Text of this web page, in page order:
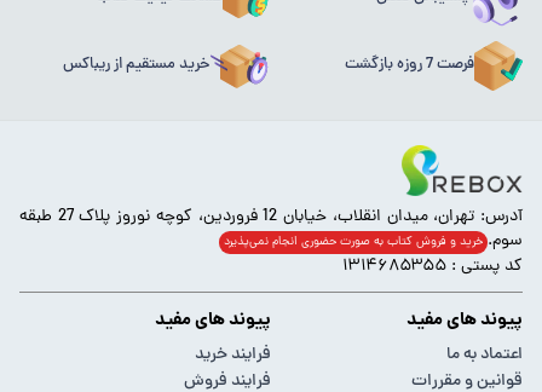
فرصت 7 روزه بازگشت خرید مستقیم از ریباکس
آدرس: تهران، میدان انقلاب، خیابان 12 فروردین، کوچه نوروز پلاک 27 طبقه
سوم. خرید و فروش کتاب به صورت حضوری انجام‌ نمی‌پذیرد
کد پستی : ۱۳۱۴۶۸۵۳۵۵
پیوند های مفید
اعتماد به ما
قوانین و مقررات
پیوند های مفید
فرایند خرید
فرایند فروش